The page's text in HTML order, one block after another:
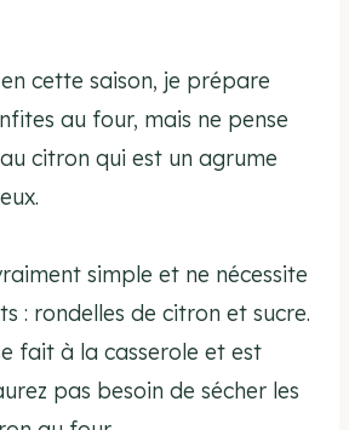
cette saison, je prépare
au four, mais ne pense
citron qui est un agrume
simple et ne nécessite
: rondelles de citron et sucre.
fait à la casserole et est
pas besoin de sécher les